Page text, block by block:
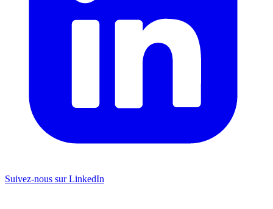
Suivez-nous sur LinkedIn